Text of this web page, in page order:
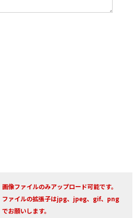
画像ファイルのみアップロード可能です。
ファイルの拡張子はjpg、jpeg、gif、png
でお願いします。